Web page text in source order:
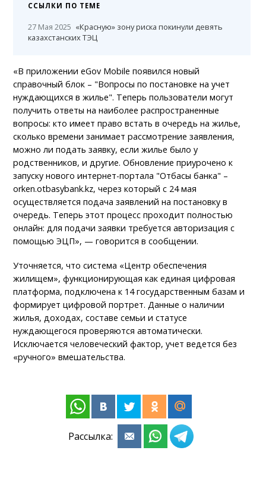
ССЫЛКИ ПО ТЕМЕ
27 Мая 2025 «Красную» зону риска покинули девять
казахстанских ТЭЦ
«В приложении eGov Mobile появился новый
справочный блок – "Вопросы по постановке на учет
нуждающихся в жилье". Теперь пользователи могут
получить ответы на наиболее распространенные
вопросы: кто имеет право встать в очередь на жилье,
сколько времени занимает рассмотрение заявления,
можно ли подать заявку, если жилье было у
родственников, и другие. Обновление приурочено к
запуску нового интернет-портала "Отбасы банка" –
orken.otbasybank.kz, через который с 24 мая
осуществляется подача заявлений на постановку в
очередь. Теперь этот процесс проходит полностью
онлайн: для подачи заявки требуется авторизация с
помощью ЭЦП», — говорится в сообщении.
Уточняется, что система «Центр обеспечения
жилищем», функционирующая как единая цифровая
платформа, подключена к 14 государственным базам и
формирует цифровой портрет. Данные о наличии
жилья, доходах, составе семьи и статусе
нуждающегося проверяются автоматически.
Исключается человеческий фактор, учет ведется без
«ручного» вмешательства.
Рассылка: